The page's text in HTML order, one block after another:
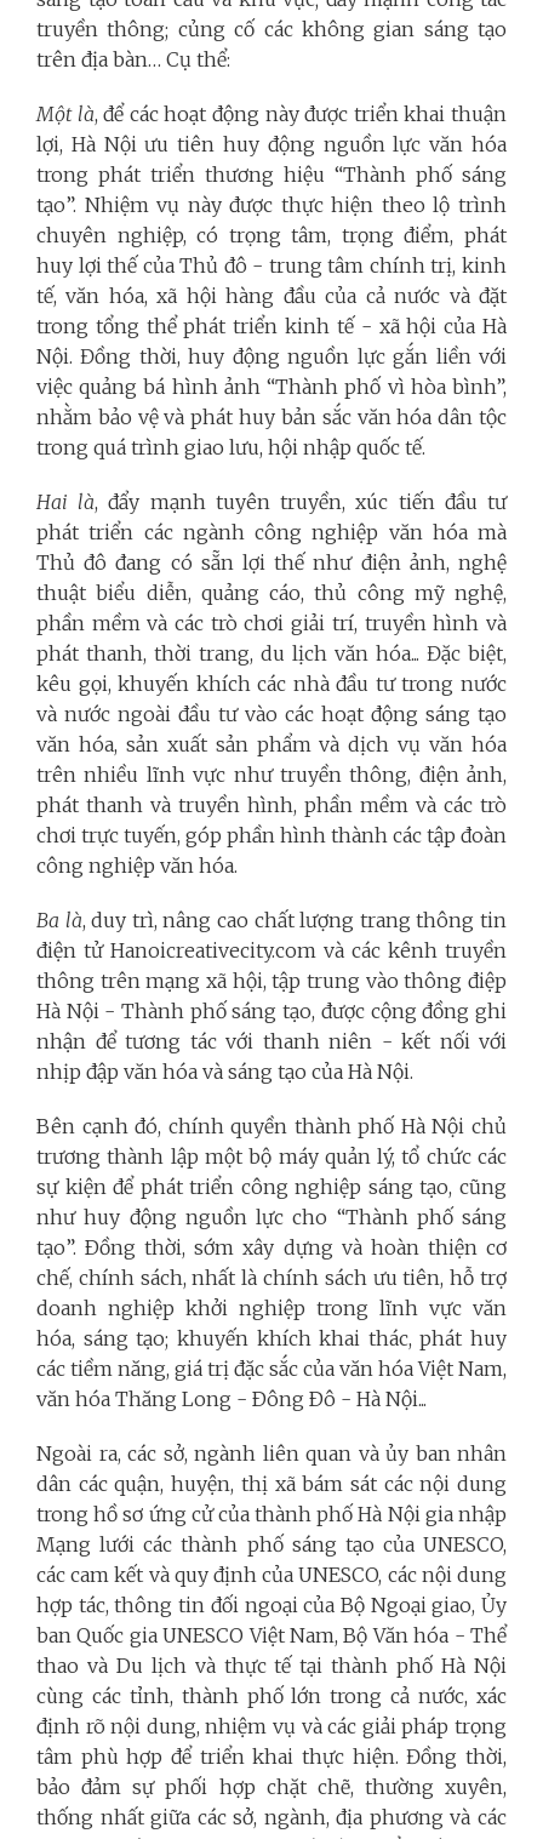
truyền thông; củng cố các không gian sáng tạo
trên địa bàn… Cụ thể:
Một là, để các hoạt động này được triển khai thuận
lợi, Hà Nội ưu tiên huy động nguồn lực văn hóa
trong phát triển thương hiệu “Thành phố sáng
tạo”. Nhiệm vụ này được thực hiện theo lộ trình
chuyên nghiệp, có trọng tâm, trọng điểm, phát
huy lợi thế của Thủ đô - trung tâm chính trị, kinh
tế, văn hóa, xã hội hàng đầu của cả nước và đặt
trong tổng thể phát triển kinh tế - xã hội của Hà
Nội. Đồng thời, huy động nguồn lực gắn liền với
việc quảng bá hình ảnh “Thành phố vì hòa bình”,
nhằm bảo vệ và phát huy bản sắc văn hóa dân tộc
trong quá trình giao lưu, hội nhập quốc tế.
Hai là, đẩy mạnh tuyên truyền, xúc tiến đầu tư
phát triển các ngành công nghiệp văn hóa mà
Thủ đô đang có sẵn lợi thế như điện ảnh, nghệ
thuật biểu diễn, quảng cáo, thủ công mỹ nghệ,
phần mềm và các trò chơi giải trí, truyền hình và
phát thanh, thời trang, du lịch văn hóa... Đặc biệt,
kêu gọi, khuyến khích các nhà đầu tư trong nước
và nước ngoài đầu tư vào các hoạt động sáng tạo
văn hóa, sản xuất sản phẩm và dịch vụ văn hóa
trên nhiều lĩnh vực như truyền thông, điện ảnh,
phát thanh và truyền hình, phần mềm và các trò
chơi trực tuyến, góp phần hình thành các tập đoàn
công nghiệp văn hóa.
Ba là, duy trì, nâng cao chất lượng trang thông tin
điện tử Hanoicreativecity.com và các kênh truyền
thông trên mạng xã hội, tập trung vào thông điệp
Hà Nội - Thành phố sáng tạo, được cộng đồng ghi
nhận để tương tác với thanh niên - kết nối với
nhịp đập văn hóa và sáng tạo của Hà Nội.
Bên cạnh đó, chính quyền thành phố Hà Nội chủ
trương thành lập một bộ máy quản lý, tổ chức các
sự kiện để phát triển công nghiệp sáng tạo, cũng
như huy động nguồn lực cho “Thành phố sáng
tạo”. Ðồng thời, sớm xây dựng và hoàn thiện cơ
chế, chính sách, nhất là chính sách ưu tiên, hỗ trợ
doanh nghiệp khởi nghiệp trong lĩnh vực văn
hóa, sáng tạo; khuyến khích khai thác, phát huy
các tiềm năng, giá trị đặc sắc của văn hóa Việt Nam,
văn hóa Thăng Long - Ðông Ðô - Hà Nội...
Ngoài ra, các sở, ngành liên quan và ủy ban nhân
dân các quận, huyện, thị xã bám sát các nội dung
trong hồ sơ ứng cử của thành phố Hà Nội gia nhập
Mạng lưới các thành phố sáng tạo của UNESCO,
các cam kết và quy định của UNESCO, các nội dung
hợp tác, thông tin đối ngoại của Bộ Ngoại giao, Ủy
ban Quốc gia UNESCO Việt Nam, Bộ Văn hóa - Thể
thao và Du lịch và thực tế tại thành phố Hà Nội
cùng các tỉnh, thành phố lớn trong cả nước, xác
định rõ nội dung, nhiệm vụ và các giải pháp trọng
tâm phù hợp để triển khai thực hiện. Đồng thời,
bảo đảm sự phối hợp chặt chẽ, thường xuyên,
thống nhất giữa các sở, ngành, địa phương và các